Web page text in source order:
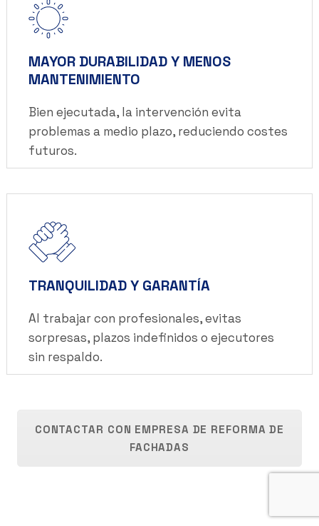
MAYOR DURABILIDAD Y MENOS
MANTENIMIENTO
Bien ejecutada, la intervención evita
problemas a medio plazo, reduciendo costes
futuros.
TRANQUILIDAD Y GARANTÍA
Al trabajar con profesionales, evitas
sorpresas, plazos indefinidos o ejecutores
sin respaldo.
CONTACTAR CON EMPRESA DE REFORMA DE
FACHADAS